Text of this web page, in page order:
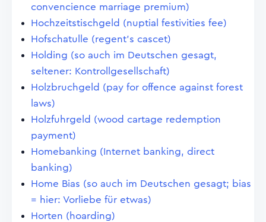
convencience marriage premium)
Hochzeitstischgeld (nuptial festivities fee)
Hofschatulle (regent's cascet)
Holding (so auch im Deutschen gesagt,
seltener: Kontrollgesellschaft)
Holzbruchgeld (pay for offence against forest
laws)
Holzfuhrgeld (wood cartage redemption
payment)
Homebanking (Internet banking, direct
banking)
Home Bias (so auch im Deutschen gesagt; bias
= hier: Vorliebe für etwas)
Horten (hoarding)